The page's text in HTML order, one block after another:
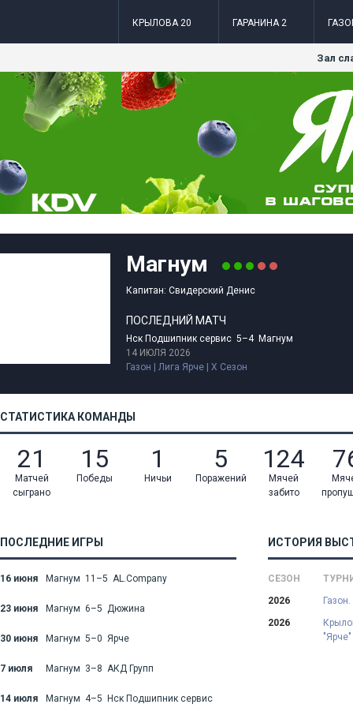
КРЫЛОВА 20 ГАРАНИНА 2
Зал
Магнум
Капитан: Свидерский Денис
ПОСЛЕДНИЙ МАТЧ
Нск Подшипник сервис 5–4 Магнум
14 ИЮЛЯ 2026
Газон | Лига Ярче | X Сезон
СТАТИСТИКА КОМАНДЫ
21 15 1 5 124
Матчей
сыграно
Победы Ничьи Поражений
Мячей
забито
ПОСЛЕДНИЕ ИГРЫ
16 июня Магнум 11–5 AL.Company
23 июня Магнум 6–5 Дюжина
30 июня Магнум 5–0 Ярче
7 июля Магнум 3–8 АКД Групп
14 июля Магнум 4–5 Нск Подшипник сервис
ИСТОРИЯ
СЕЗОН
2026
2026